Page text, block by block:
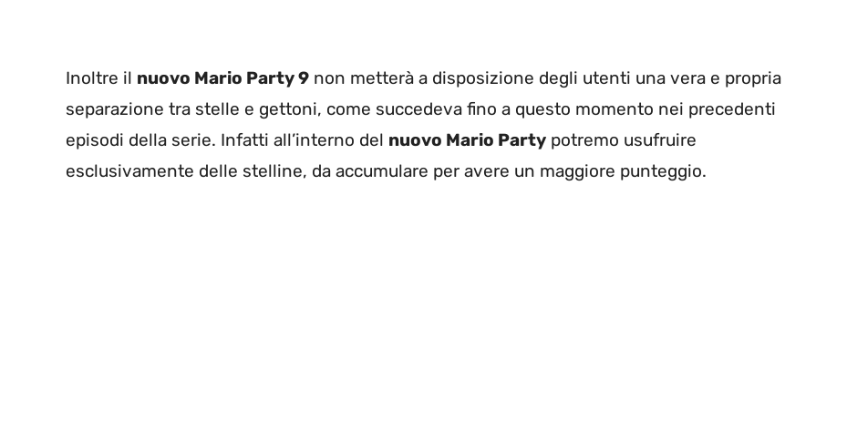
Inoltre il nuovo Mario Party 9 non metterà a disposizione degli utenti una vera e propria
separazione tra stelle e gettoni, come succedeva fino a questo momento nei precedenti
episodi della serie. Infatti all’interno del nuovo Mario Party potremo usufruire
esclusivamente delle stelline, da accumulare per avere un maggiore punteggio.